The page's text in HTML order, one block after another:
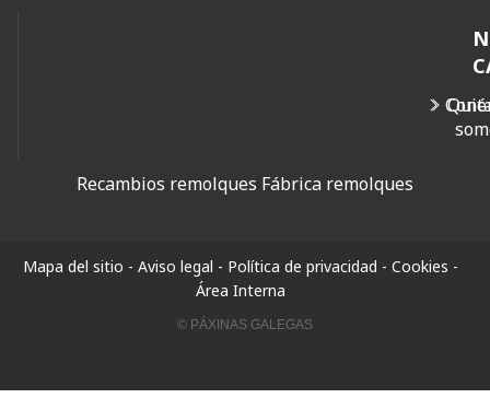
Recambios remolques Fábrica remolques
Mapa del sitio - Aviso legal - Política de privacidad - Cookies -
Área Interna
© PÁXINAS GALEGAS